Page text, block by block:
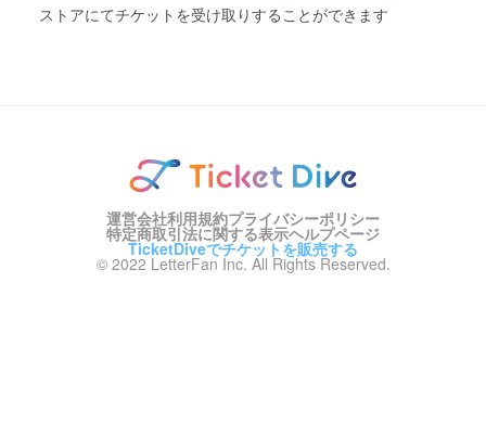
ストアにてチケットを受け取りすることができます
運営会社利用規約プライバシーポリシー
特定商取引法に関する表示ヘルプページ
TicketDiveでチケットを販売する
© 2022 LetterFan Inc. All Rights Reserved.